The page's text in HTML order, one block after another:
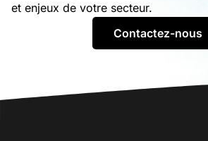
et enjeux de votre secteur.
Contactez-nous